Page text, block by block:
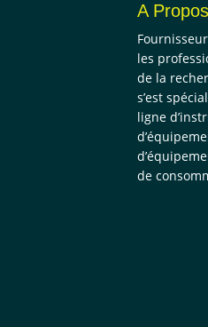
A Propos
les
de la
s’est
ligne
de